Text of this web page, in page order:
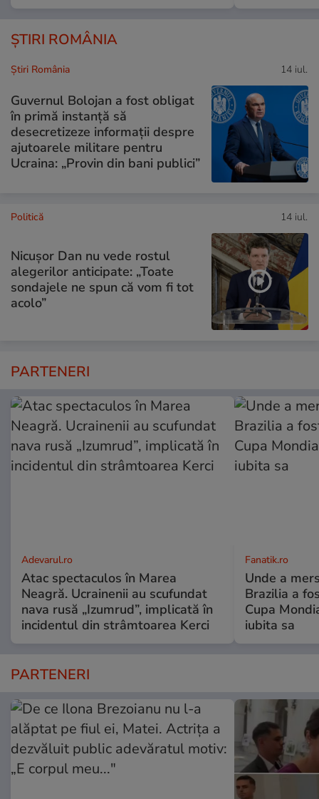
ȘTIRI ROMÂNIA
Știri România 14 iul.
Guvernul Bolojan a fost obligat
în primă instanță să
desecretizeze informații despre
ajutoarele militare pentru
Ucraina: „Provin din bani publici”
Politică 14 iul.
Nicușor Dan nu vede rostul
alegerilor anticipate: „Toate
sondajele ne spun că vom fi tot
acolo”
PARTENERI
Adevarul.ro
Atac spectaculos în Marea
Neagră. Ucrainenii au scufundat
nava rusă „Izumrud”, implicată în
incidentul din strâmtoarea Kerci
Fanatik.ro
Unde a
Brazilia a
Cupa
iubita sa
PARTENERI